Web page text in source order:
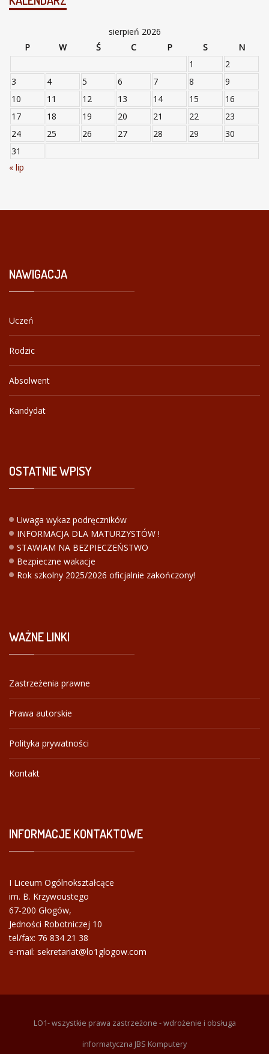
sierpień 2026
P
W Ś C P S
N
1
2
3
4 5 6 7 8
9
10
11 12 13 14 15
16
17
18 19 20 21 22
23
24
25 26 27 28 29
30
31
« lip
NAWIGACJA
Uczeń
Rodzic
Absolwent
Kandydat
OSTATNIEWPISY
Uwaga wykaz podręczników
INFORMACJA DLA MATURZYSTÓW !
STAWIAM NA BEZPIECZEŃSTWO
Bezpieczne wakacje
Rok szkolny 2025/2026 oficjalnie zakończony!
WAŻNELINKI
Zastrzeżenia prawne
Prawa autorskie
Polityka prywatności
Kontakt
INFORMACJEKONTAKTOWE
I Liceum Ogólnokształcące
im. B. Krzywoustego
67-200 Głogów,
Jedności Robotniczej 10
tel/fax: 76 834 21 38
e-mail: sekretariat@lo1glogow.com
LO1- wszystkie prawa zastrzeżone - wdrożenie i obsługa
informatyczna JBS Komputery